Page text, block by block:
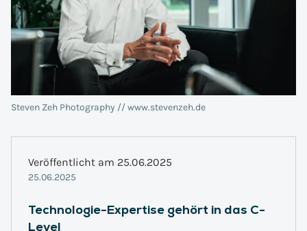
Steven Zeh Photography // www.stevenzeh.de
Veröffentlicht am 25.06.2025
25.06.2025
Technologie-Expertise gehört in das C-
Level